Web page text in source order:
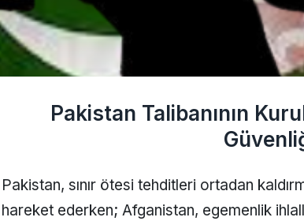
Pakistan Talibanının
Pakistan, sınır ötesi tehditleri ortadan
hareket ederken; Afganistan, egemenlik